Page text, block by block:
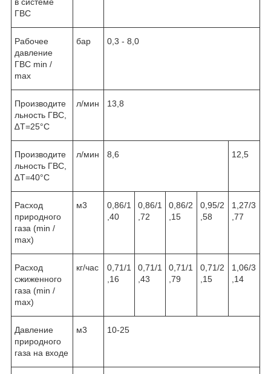
в системе
ГВС
Рабочее
давление
ГВС min /
max
бар 0,3 - 8,0
Производите
льность ГВС,
∆T=25°C
л/мин 13,8
Производите
льность ГВС,
∆T=40°C
л/мин 8,6 12,5
Расход
природного
газа (min /
max)
м3
0,86/1
,40
0,86/1
,72
0,86/2
,15
0,95/2
,58
1,27/3
,77
Расход
сжиженного
газа (min /
max)
кг/час
0,71/1
,16
0,71/1
,43
0,71/1
,79
0,71/2
,15
1,06/3
,14
Давление
природного
газа на входе
м3 10-25